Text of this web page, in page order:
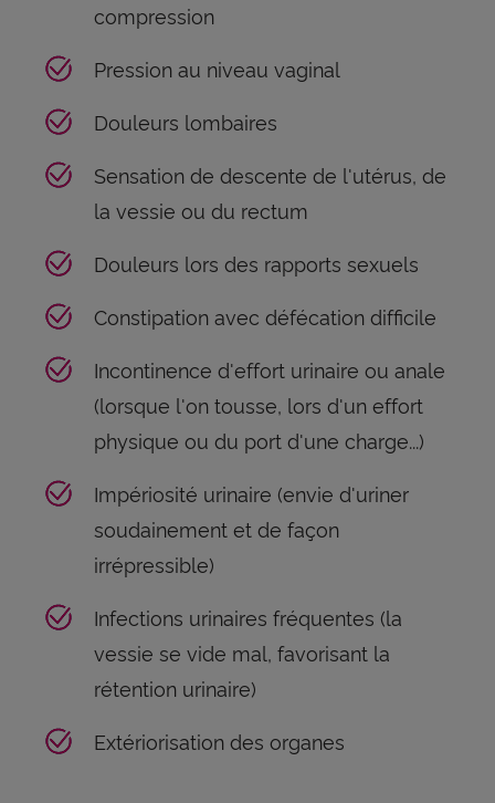
compression
Pression au niveau vaginal
Douleurs lombaires
Sensation de descente de l'utérus, de
la vessie ou du rectum
Douleurs lors des rapports sexuels
Constipation avec défécation difficile
Incontinence d'effort urinaire ou anale
(lorsque l'on tousse, lors d'un effort
physique ou du port d'une charge...)
Impériosité urinaire (envie d'uriner
soudainement et de façon
irrépressible)
Infections urinaires fréquentes (la
vessie se vide mal, favorisant la
rétention urinaire)
Extériorisation des organes